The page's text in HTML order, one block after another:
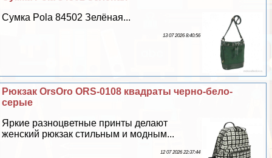
Сумка Pola 84502 Зелёная...
13 07 2026 8:40:56
Рюкзак OrsOro ORS-0108 квадраты черно-бело-
серые
Яркие разноцветные принты делают
женский рюкзак стильным и модным...
12 07 2026 22:37:44